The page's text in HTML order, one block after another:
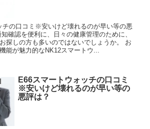
チの口コミ※安いけど壊れるのが早い等の悪
確認を便利に、日々の健康管理のために、
探しの方も多いのではないでしょうか。 お
能が魅力的なNK12スマートウ...
E66スマートウォッチの口コミ
※安いけど壊れるのが早い等の
悪評は？